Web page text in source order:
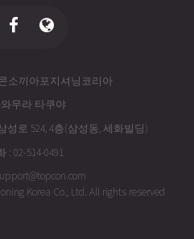
소끼아포지셔닝코리아
무라 타쿠야
로 524, 4층(삼성동, 세화빌딩)
: 02-514-0491
Korea Co., Ltd. All rights reserved